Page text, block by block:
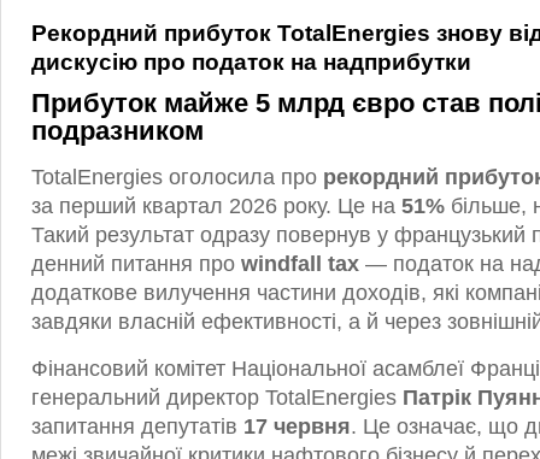
Рекордний прибуток TotalEnergies знову
дискусію про податок на надприбутки
Прибуток майже 5 млрд євро став
подразником
TotalEnergies оголосила про рекордний
за перший квартал 2026 року. Це на 51% більше,
Такий результат одразу повернув у французький
денний питання про windfall tax — податок на
додаткове вилучення частини доходів, які
завдяки власній ефективності, а й через
Фінансовий комітет Національної асамблеї
генеральний директор TotalEnergies Патрік
запитання депутатів 17 червня. Це означає, що